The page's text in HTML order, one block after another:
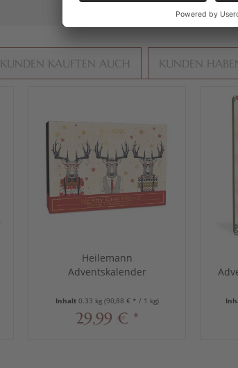
KUNDEN KAUFTEN AUCH KUNDEN
Heilemann
Adventskalender
Inhalt 0.33 kg (90,88 € * / 1 kg)
29,99 € *